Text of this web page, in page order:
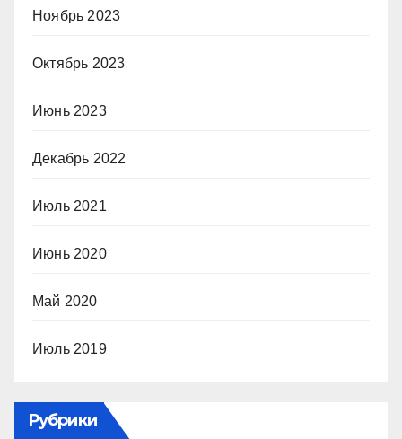
Ноябрь 2023
Октябрь 2023
Июнь 2023
Декабрь 2022
Июль 2021
Июнь 2020
Май 2020
Июль 2019
Рубрики